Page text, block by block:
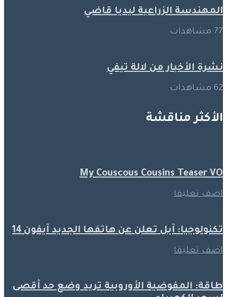
المهندسة الزراعية ليديا قاضي
77 مشاهدات
نشرة الأخبار من لالة تيفي
62 مشاهدات
الأكثر مناقشة
My Couscous Cousins Teaser VO
اضف تعليقا
تكنولوجيا: آبل تعلن عن هاتفها الجديد آيفون 14
اضف تعليقا
طاقة: المفوضية الأوروبية تريد وضع حد أقصى